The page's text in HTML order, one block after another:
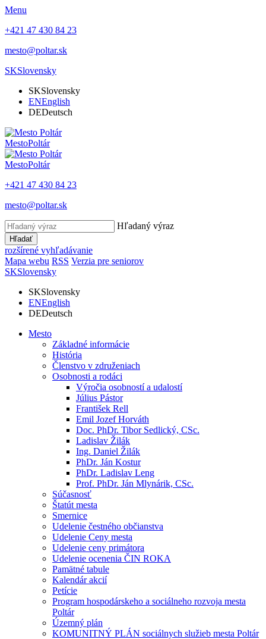
Menu
+421 47 430 84 23
mesto@poltar.sk
SKSlovensky
SKSlovensky
ENEnglish
DEDeutsch
MestoPoltár
MestoPoltár
+421 47 430 84 23
mesto@poltar.sk
Hľadaný výraz
Hľadať
rozšírené vyhľadávanie
Mapa webu RSS Verzia pre seniorov
SKSlovensky
SKSlovensky
ENEnglish
DEDeutsch
Mesto
Základné informácie
História
Členstvo v združeniach
Osobnosti a rodáci
Výročia osobností a udalostí
Július Pástor
František Rell
Emil Jozef Horváth
Doc. PhDr. Tibor Sedlický, CSc.
Ladislav Žilák
Ing. Daniel Žilák
PhDr. Ján Kostur
PhDr. Ladislav Leng
Prof. PhDr. Ján Mlynárik, CSc.
Súčasnosť
Štatút mesta
Smernice
Udelenie čestného občianstva
Udelenie Ceny mesta
Udelenie ceny primátora
Udelenie ocenenia ČIN ROKA
Pamätné tabule
Kalendár akcií
Petície
Program hospodárskeho a sociálneho rozvoja mesta
Poltár
Územný plán
KOMUNITNÝ PLÁN sociálnych služieb mesta Poltár